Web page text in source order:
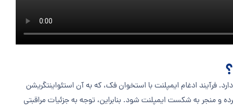
ادغام ایمپلنت با استخوان فک، که به آن استئواینتگریشن
و منجر به شکست ایمپلنت شود. بنابراین، توجه به جزئیات مراقبتی